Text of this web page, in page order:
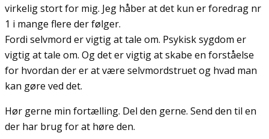
virkelig stort for mig. Jeg håber at det kun er foredrag nr
1 i mange flere der følger.
Fordi selvmord er vigtig at tale om. Psykisk sygdom er
vigtig at tale om. Og det er vigtig at skabe en forståelse
for hvordan der er at være selvmordstruet og hvad man
kan gøre ved det.
Hør gerne min fortælling. Del den gerne. Send den til en
der har brug for at høre den.